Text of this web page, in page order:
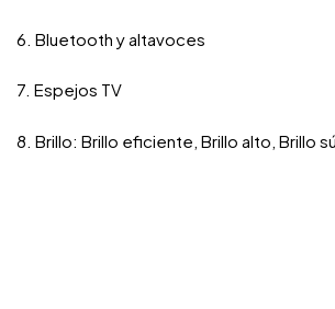
6. Bluetooth y altavoces
7. Espejos TV
8. Brillo: Brillo eficiente, Brillo alto, Brillo